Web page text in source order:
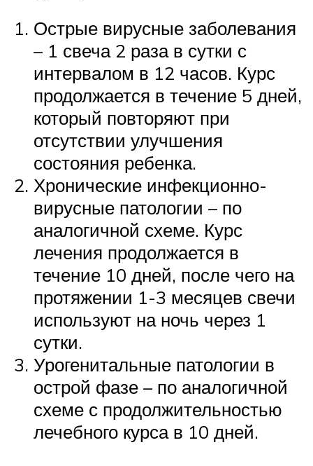
Острые вирусные заболевания
– 1 свеча 2 раза в сутки с
интервалом в 12 часов. Курс
продолжается в течение 5 дней,
который повторяют при
отсутствии улучшения
состояния ребенка.
Хронические инфекционно-
вирусные патологии – по
аналогичной схеме. Курс
лечения продолжается в
течение 10 дней, после чего на
протяжении 1-3 месяцев свечи
используют на ночь через 1
сутки.
Урогенитальные патологии в
острой фазе – по аналогичной
схеме с продолжительностью
лечебного курса в 10 дней.